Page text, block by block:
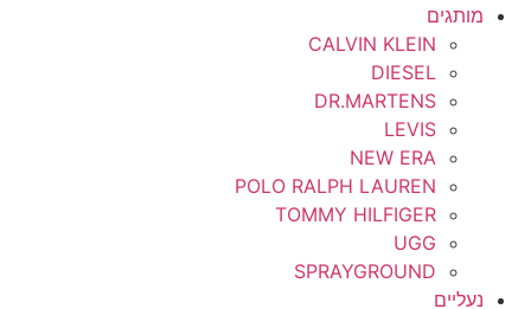
מותגים
CALVIN KLEIN
DIESEL
DR.MARTENS
LEVIS
NEW ERA
POLO RALPH LAUREN
TOMMY HILFIGER
UGG
SPRAYGROUND
נעליים